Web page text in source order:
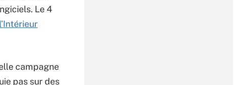
Le 4
campagne
pas sur des